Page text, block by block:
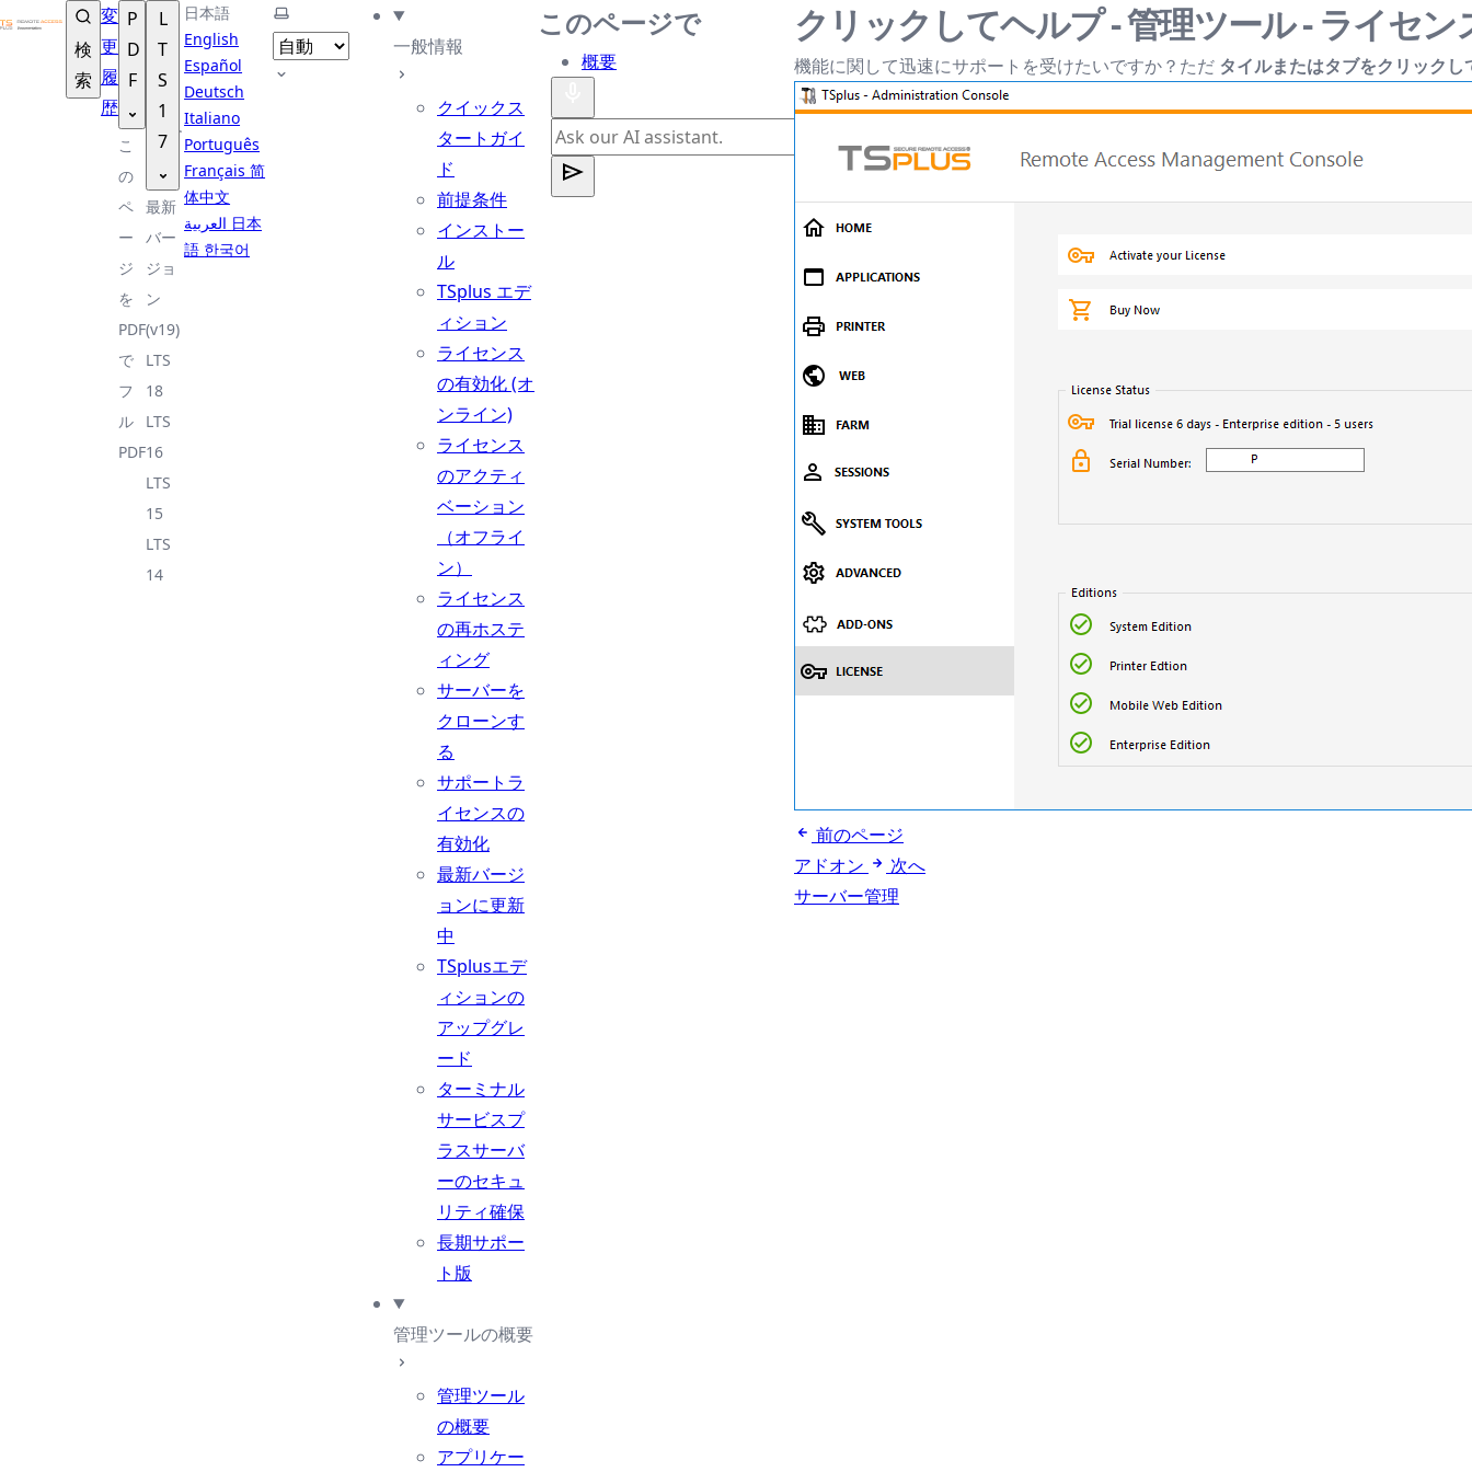
TSplus ドキュメンテーション ®
検
索
変
更
履
歴
P
D
F
こ
の
ペ
ー
ジ
を
PDF
で
フ
ル
PDF
L
T
S
1
7
最新
バー
ジョ
ン
(v19)
LTS
18
LTS
16
LTS
15
LTS
14
日本語
English
Español
Deutsch
Italiano
Português
Français简
体中文
日本
語 한국어
テーマを選択
一般情報
クイックス
タートガイ
ド
前提条件
インストー
ル
TSplus エデ
ィション
ライセンス
の有効化 (オ
ンライン)
ライセンス
のアクティ
ベーション
（オフライ
ン）
ライセンス
の再ホステ
ィング
サーバーを
クローンす
る
サポートラ
イセンスの
有効化
最新バージ
ョンに更新
中
TSplusエデ
ィションの
アップグレ
ード
ターミナル
サービスプ
ラスサーバ
ーのセキュ
リティ確保
長期サポー
ト版
管理ツールの概要
管理ツール
の概要
アプリケー
このページで
概要
クリックしてヘルプ - 管理ツール - ライセン
機能に関して迅速にサポートを受けたいですか？ただ タイルまたはタブをクリック
前のページ
アドオン
次へ
サーバー管理